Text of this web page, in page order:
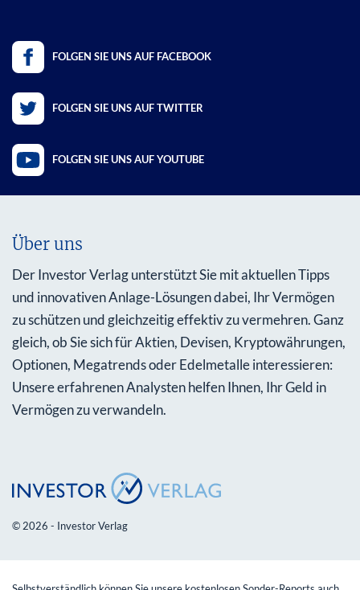
FOLGEN SIE UNS AUF FACEBOOK
FOLGEN SIE UNS AUF TWITTER
FOLGEN SIE UNS AUF YOUTUBE
Über uns
Der Investor Verlag unterstützt Sie mit aktuellen Tipps
und innovativen Anlage-Lösungen dabei, Ihr Vermögen
zu schützen und gleichzeitig effektiv zu vermehren. Ganz
gleich, ob Sie sich für Aktien, Devisen, Kryptowährungen,
Optionen, Megatrends oder Edelmetalle interessieren:
Unsere erfahrenen Analysten helfen Ihnen, Ihr Geld in
Vermögen zu verwandeln.
© 2026 - Investor Verlag